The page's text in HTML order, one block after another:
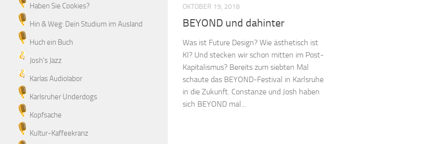
OKTOBER 19, 2018
BEYOND und dahinter
Was ist Future Design? Wie ästhetisch ist
KI? Und stecken wir schon mitten im Post-
Kapitalismus? Bereits zum siebten Mal
schaute das BEYOND-Festival in Karlsruhe
in die Zukunft. Constanze und Josh haben
sich BEYOND mal...
Haben Sie Cookies?
Hin & Weg: Dein Studium im Ausland
Huch ein Buch
Josh's Jazz
Karlas Audiolabor
Karlsruher Underdogs
Kopfsache
Kultur-Kaffeekranz